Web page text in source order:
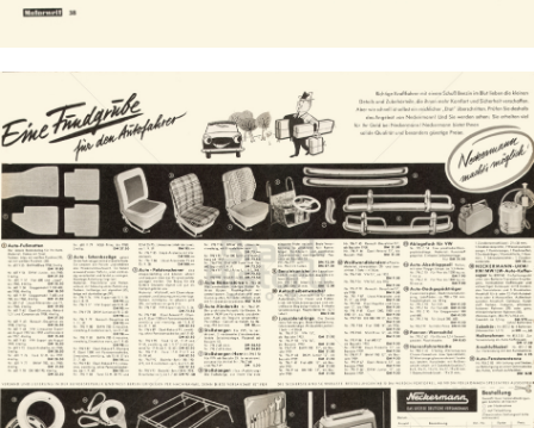
Neckermann Versand Neckermann Versand 1961